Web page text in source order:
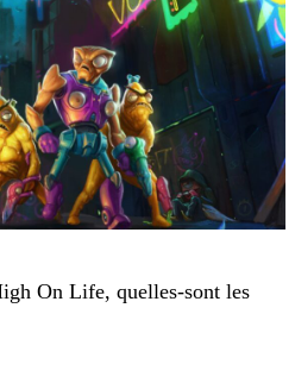
On Life, quelles-sont les